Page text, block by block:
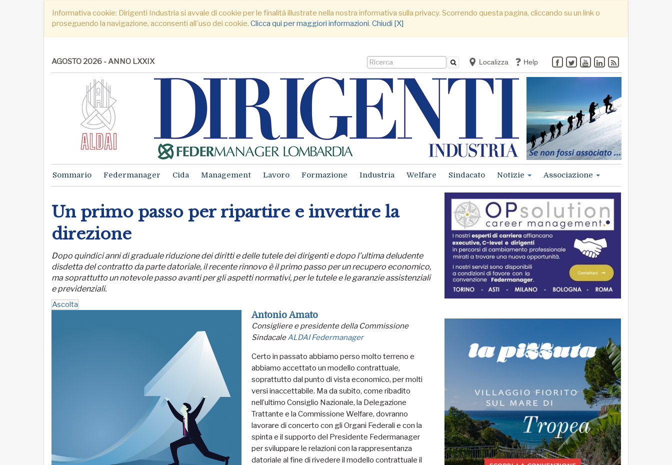
Informativa cookie: Dirigenti Industria si avvale di cookie per le finalità illustrate nella nostra informativa sulla privacy. Scorrendo questa pagina, cliccando su un link o
proseguendo la navigazione, acconsenti all´uso dei cookie. Clicca qui per maggiori informazioni. Chiudi [X]
AGOSTO 2026 - ANNO LXXIX Localizza Help
Sommario Federmanager Cida Management Lavoro Formazione Industria Welfare Sindacato Notizie Associazione
Un primo passo per ripartire e invertire la
direzione
Dopo quindici anni di graduale riduzione dei diritti e delle tutele dei dirigenti e dopo l’ultima deludente
disdetta del contratto da parte datoriale, il recente rinnovo è il primo passo per un recupero economico,
ma soprattutto un notevole passo avanti per gli aspetti normativi, per le tutele e le garanzie assistenziali
e previdenziali.
Ascolta
Antonio Amato
Consigliere e presidente della Commissione
SindacaleALDAI Federmanager
Certo in passato abbiamo perso molto terreno e
abbiamo accettato un modello contrattuale,
soprattutto dal punto di vista economico, per molti
versi inaccettabile. Ma da subito, come ribadito
nell’ultimo Consiglio Nazionale, la Delegazione
Trattante e la Commissione Welfare, dovranno
lavorare di concerto con gli Organi Federali e con la
spinta e il supporto del Presidente Federmanager
per sviluppare le relazioni con la rappresentanza
datoriale al fine di rivedere il modello contrattuale il